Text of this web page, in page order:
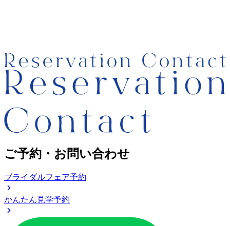
ご予約・お問い合わせ
ブライダルフェア予約
かんたん見学予約